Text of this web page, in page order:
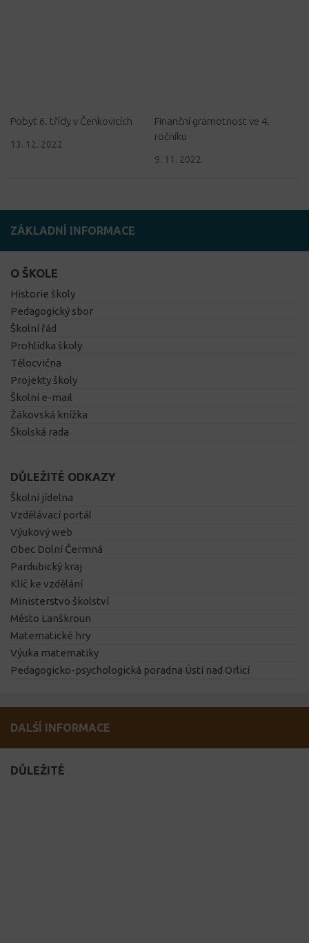
Pobyt 6. třídy v Čenkovicích
13. 12. 2022
Finanční gramotnost ve 4.
ročníku
9. 11. 2022
ZÁKLADNÍ INFORMACE
O ŠKOLE
Historie školy
Pedagogický sbor
Školní řád
Prohlídka školy
Tělocvična
Projekty školy
Školní e-mail
Žákovská knížka
Školská rada
DŮLEŽITÉ ODKAZY
Školní jídelna
Vzdělávací portál
Výukový web
Obec Dolní Čermná
Pardubický kraj
Klíč ke vzdělání
Ministerstvo školství
Město Lanškroun
Matematické hry
Výuka matematiky
Pedagogicko-psychologická poradna Ústí nad Orlicí
DALŠÍ INFORMACE
DŮLEŽITÉ